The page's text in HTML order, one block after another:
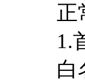
正
1.
白